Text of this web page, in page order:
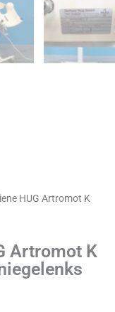
HUG Artromot K
Artromot K